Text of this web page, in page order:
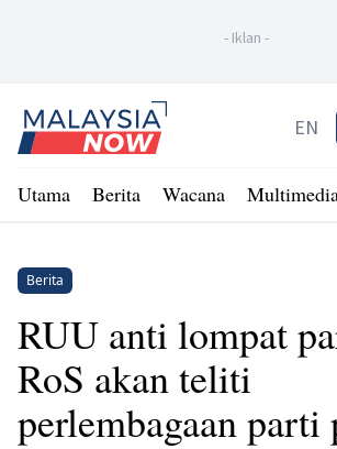
- Iklan -
Home
EN
Utama Berita Wacana
Berita
RUU anti lompat
RoS akan teliti
perlembagaan